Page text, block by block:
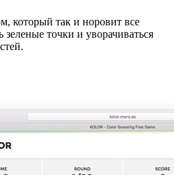
который так и норовит все
зеленые точки и уворачиваться